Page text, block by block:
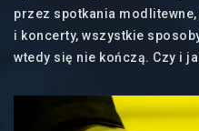
przez spotkania
i koncerty, wszystkie
wtedy się nie kończą. Czy i